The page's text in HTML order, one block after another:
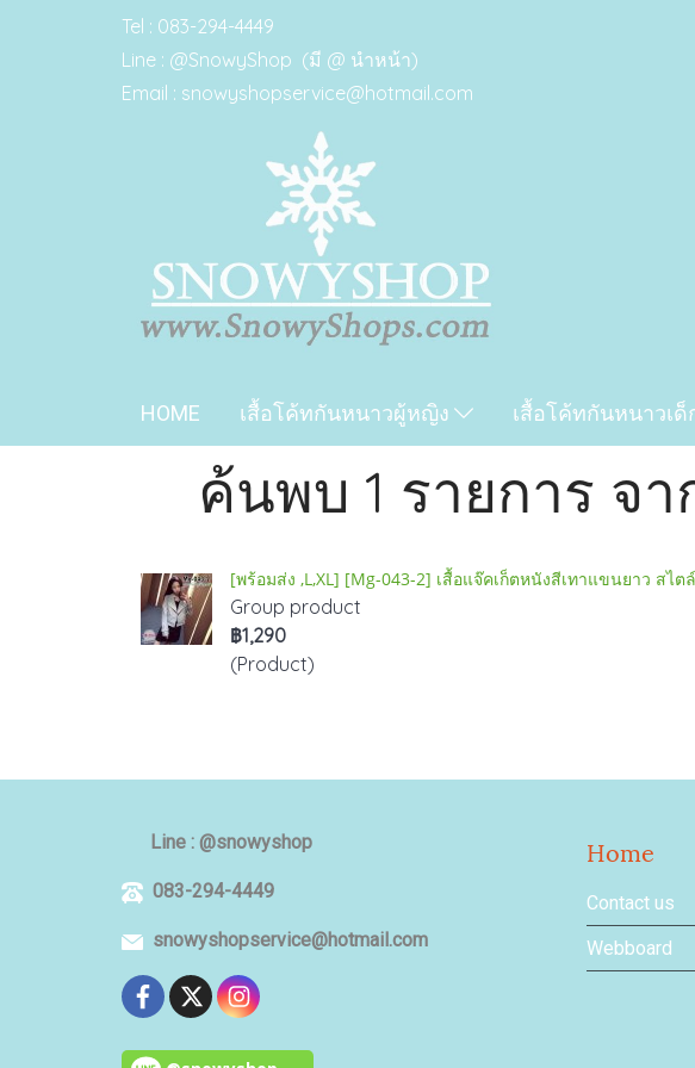
Tel : 083-294-4449
Line : @SnowyShop (มี @ นำหน้า)
Email : snowyshopservice@hotmail.com
HOME เสื้อโค้ทกันหนาวผู้หญิง เสื้อโค้ทกันหนาวเด็
ค้นพบ 1 รายการ จ
[พร้อมส่ง ,L,XL] [Mg-043-2] เสื้อแจ๊คเก็ตหนังสีเทาแขนยาว สไต
Group product
฿1,290
(Product)
Line : @snowyshop
083-294-4449
snowyshopservice@hotmail.com
Home
Contact us
Webboard